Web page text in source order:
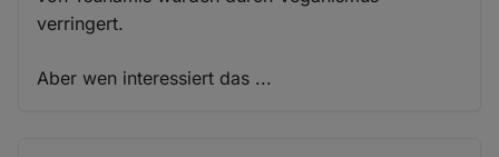
verringert.
Aber wen interessiert das ...